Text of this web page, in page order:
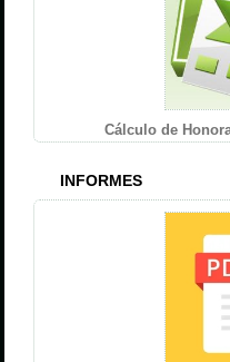
Cálculo de
INFORMES